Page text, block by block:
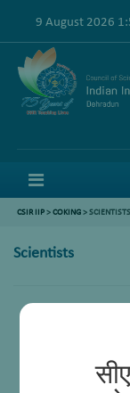
9 August 2026
CSIR IIP>COKING> SCIENTISTS
Scientists